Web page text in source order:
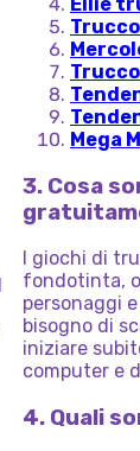
Mega
3. Cosa
I giochi di
fondotinta,
personaggi
bisogno di
iniziare
computer e
4. Quali